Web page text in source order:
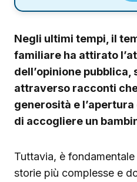
Negli ultimi tempi, il
familiare ha attirato
dell’opinione
attraverso racconti
generosità e
di accogliere un
Tuttavia, è
storie più complesse e